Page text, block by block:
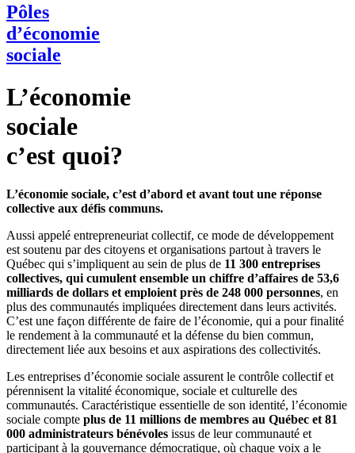
Pôles
d’économie
sociale
L’économie
sociale
c’est quoi?
L’économie sociale, c’est d’abord et avant tout une réponse
collective aux défis communs.
Aussi appelé entrepreneuriat collectif, ce mode de développement
est soutenu par des citoyens et organisations partout à travers le
Québec qui s’impliquent au sein de plus de 11 300 entreprises
collectives, qui cumulent ensemble un chiffre d’affaires de 53,6
milliards de dollars et emploient près de 248 000 personnes, en
plus des communautés impliquées directement dans leurs activités.
C’est une façon différente de faire de l’économie, qui a pour finalité
le rendement à la communauté et la défense du bien commun,
directement liée aux besoins et aux aspirations des collectivités.
Les entreprises d’économie sociale assurent le contrôle collectif et
pérennisent la vitalité économique, sociale et culturelle des
communautés. Caractéristique essentielle de son identité, l’économie
sociale compte plus de 11 millions de membres au Québec et 81
000 administrateurs bénévoles issus de leur communauté et
participant à la gouvernance démocratique, où chaque voix a le